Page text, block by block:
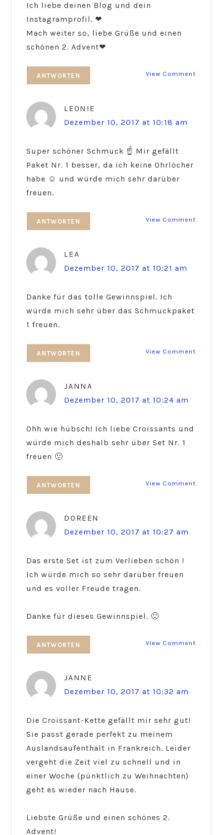
Ich liebe deinen Blog und dein
Instagramprofil. ❤
Mach weiter so, liebe Grüße und einen
schönen 2. Advent❤
View Comment
ANTWORTEN
LEONIE
Dezember 10, 2017 at 10:18 am
Super schöner Schmuck ☝ Mir gefällt
Paket Nr. 1 besser, da ich keine Ohrlöcher
habe ☺️ und würde mich sehr darüber
freuen.
View Comment
ANTWORTEN
LEA
Dezember 10, 2017 at 10:21 am
Danke für das tolle Gewinnspiel. Ich
würde mich sehr über das Schmuckpaket
1 freuen.
View Comment
ANTWORTEN
JANNA
Dezember 10, 2017 at 10:24 am
Ohh wie hübsch! Ich liebe Croissants und
würde mich deshalb sehr über Set Nr. 1
freuen 🙂
View Comment
ANTWORTEN
DOREEN
Dezember 10, 2017 at 10:27 am
Das erste Set ist zum Verlieben schön !
Ich würde mich so sehr darüber freuen
und es voller Freude tragen.
Danke für dieses Gewinnspiel. 🙂
View Comment
ANTWORTEN
JANNE
Dezember 10, 2017 at 10:32 am
Die Croissant-Kette gefällt mir sehr gut!
Sie passt gerade perfekt zu meinem
Auslandsaufenthalt in Frankreich. Leider
vergeht die Zeit viel zu schnell und in
einer Woche (pünktlich zu Weihnachten)
geht es wieder nach Hause.
Liebste Grüße und einen schönes 2.
Advent!